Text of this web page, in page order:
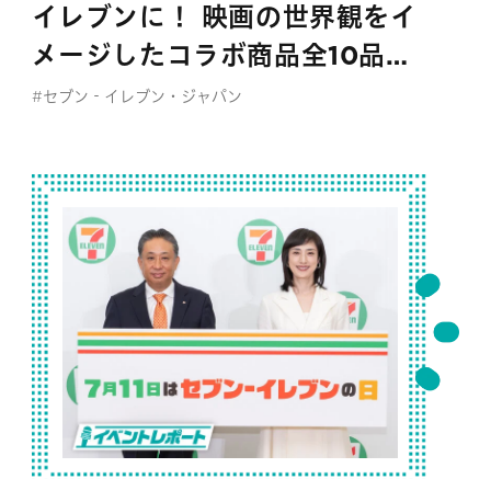
イレブンに！ 映画の世界観をイ
メージしたコラボ商品全10品を
お披露目
#セブン‐イレブン・ジャパン